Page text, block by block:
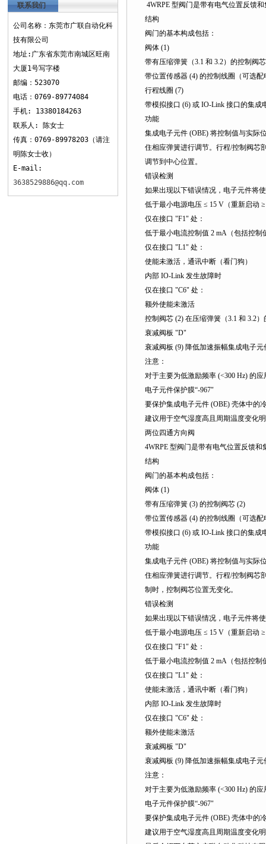
联系我们
公司名称：东莞市广联自动化科
技有限公司
地址:广东省东莞市南城区旺南
大厦1号写字楼
邮编：523070
电话：0769-89774084
手机: 13380184263
联系人: 陈女士
传真：0769-89978203（请注
明陈女士收）
E-mail:
3638529886@qq.com
4WRPE 型阀门是带有电气位置反馈
结构
阀门的基本构成包括：
阀体 (1)
带有压缩弹簧（3.1 和 3.2）的控制阀
带位置传感器 (4) 的控制线圈（可选
行程线圈 (7)
带模拟接口 (6) 或 IO-Link 接口的集成
功能
集成电子元件 (OBE) 将控制值与实际
住相应弹簧进行调节。行程/控制阀芯
调节到中心位置。
错误检测
如果出现以下错误情况，电子元件将
低于最小电源电压 ≤ 15 V（重新启动
仅在接口 "F1" 处：
低于最小电流控制值 2 mA（包括控
仅在接口 "L1" 处：
使能未激活，通讯中断（看门狗）
内部 IO-Link 发生故障时
仅在接口 "C6" 处：
额外使能未激活
控制阀芯 (2) 在压缩弹簧（3.1 和 3.2
衰减阀板 "D"
衰减阀板 (9) 降低加速振幅集成电子
注意：
对于主要为低激励频率 (<300 Hz) 的
电子元件保护膜“-967"
要保护集成电子元件 (OBE) 壳体中的
建议用于空气湿度高且周期温度变化
两位四通方向阀
4WRPE 型阀门是带有电气位置反馈
结构
阀门的基本构成包括：
阀体 (1)
带有压缩弹簧 (3) 的控制阀芯 (2)
带位置传感器 (4) 的控制线圈（可选
带模拟接口 (6) 或 IO-Link 接口的集成
功能
集成电子元件 (OBE) 将控制值与实际
住相应弹簧进行调节。行程/控制阀芯
制时，控制阀芯位置无变化。
错误检测
如果出现以下错误情况，电子元件将
低于最小电源电压 ≤ 15 V（重新启动
仅在接口 "F1" 处：
低于最小电流控制值 2 mA（包括控
仅在接口 "L1" 处：
使能未激活，通讯中断（看门狗）
内部 IO-Link 发生故障时
仅在接口 "C6" 处：
额外使能未激活
衰减阀板 "D"
衰减阀板 (9) 降低加速振幅集成电子
注意：
对于主要为低激励频率 (<300 Hz) 的
电子元件保护膜“-967"
要保护集成电子元件 (OBE) 壳体中的
建议用于空气湿度高且周期温度变化